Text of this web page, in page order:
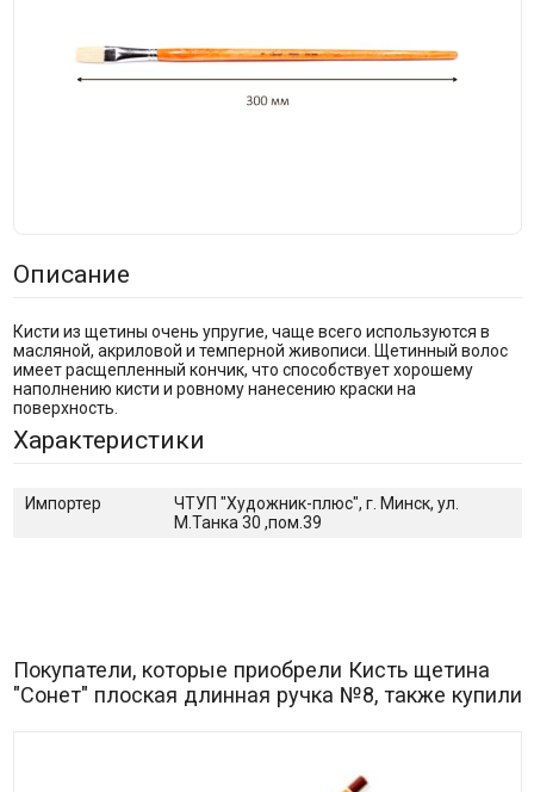
Описание
Кисти из щетины очень упругие, чаще всего используются в
масляной, акриловой и темперной живописи. Щетинный волос
имеет расщепленный кончик, что способствует хорошему
наполнению кисти и ровному нанесению краски на
поверхность.
Характеристики
Импортер
ЧТУП "Художник-плюс", г. Минск, ул.
М.Танка 30 ,пом.39
Покупатели, которые приобрели Кисть щетина
"Сонет" плоская длинная ручка №8, также купили